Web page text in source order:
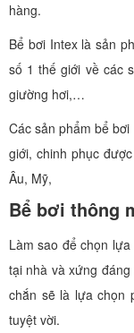
hàng.
Bể bơi Intex là sản
số 1 thế giới về các
giường hơi,…
Các sản phẩm bể
giới, chinh phục
Âu, Mỹ,
Bể bơi thông
Làm sao để chọn
tại nhà và xứng
chắn sẽ là lựa chọn
tuyệt vời.